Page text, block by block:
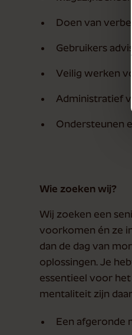
Doen van
Gebruikers
Veilig werken
Administratief
Ondersteunen
Wie zoeken wij?
Wij zoeken een
voorkomen én ze
dan de dag van
oplossingen. Je
essentieel voor
mentaliteit zijn
Een afgeronde